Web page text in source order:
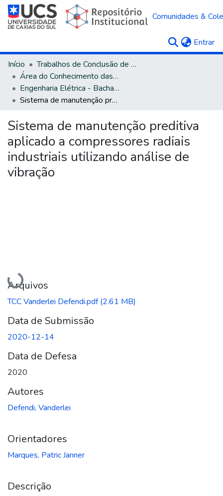
Comunidades &
Entrar
Início
Trabalhos de Conclusão de Curso
Área do Conhecimento das Engenharias
Engenharia Elétrica - Bacharelado
Sistema de manutenção preditiva aplicado a compressores radiais industriais utilizando análise de vibração
Sistema de manutenção preditiva
aplicado a compressores radiais
industriais utilizando análise de
vibração
Carregando...
Arquivos
TCC Vanderlei Defendi.pdf(2.61 MB)
Data de Submissão
2020-12-14
Data de Defesa
2020
Autores
Defendi, Vanderlei
Orientadores
Marques, Patric Janner
Descrição